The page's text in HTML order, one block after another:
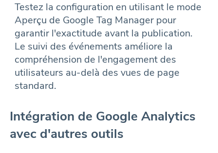
Testez la configuration en utilisant le mode
Aperçu de Google Tag Manager pour
garantir l'exactitude avant la publication.
Le suivi des événements améliore la
compréhension de l'engagement des
utilisateurs au-delà des vues de page
standard.
Intégration de Google Analytics
avec d'autres outils